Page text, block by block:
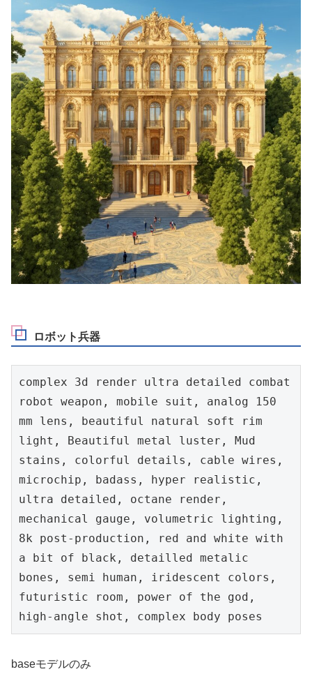
ロボット兵器
complex 3d render ultra detailed combat
robot weapon, mobile suit, analog 150
mm lens, beautiful natural soft rim
light, Beautiful metal luster, Mud
stains, colorful details, cable wires,
microchip, badass, hyper realistic,
ultra detailed, octane render,
mechanical gauge, volumetric lighting,
8k post-production, red and white with
a bit of black, detailled metalic
bones, semi human, iridescent colors,
futuristic room, power of the god,
high-angle shot, complex body poses
baseモデルのみ